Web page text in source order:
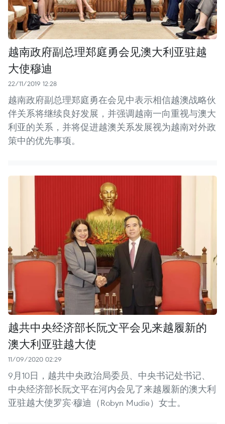
越南政府副总理郑庭勇会见澳大利亚驻越
大使穆迪
22/11/2019 12:28
越南政府副总理郑庭勇在会见中表示相信越澳战略伙
伴关系将继续良好发展，并强调越南一向重视与澳大
利亚的关系，并将促进越澳关系发展视为越南对外政
策中的优先事项。
越共中央经济部长阮文平会见来越履新的
澳大利亚驻越大使
11/09/2020 02:29
9月10日，越共中央政治局委员、中央书记处书记、
中央经济部长阮文平在河内会见了来越履新的澳大利
亚驻越大使罗宾·穆迪（Robyn Mudie）女士。